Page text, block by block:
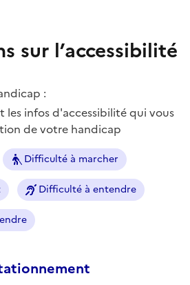
sur l’accessibilité
:
infos d'accessibilité qui vous
de votre handicap
Difficulté à marcher
Difficulté à entendre